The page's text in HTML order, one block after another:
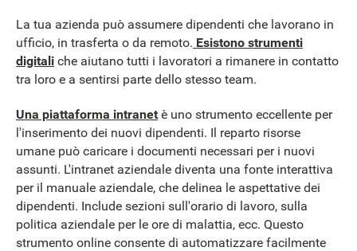
La tua azienda può assumere dipendenti che lavorano in
ufficio, in trasferta o da remoto. Esistono strumenti
digitali che aiutano tutti i lavoratori a rimanere in contatto
tra loro e a sentirsi parte dello stesso team.
Una piattaforma intranet è uno strumento eccellente per
l'inserimento dei nuovi dipendenti. Il reparto risorse
umane può caricare i documenti necessari per i nuovi
assunti. L'intranet aziendale diventa una fonte interattiva
per il manuale aziendale, che delinea le aspettative dei
dipendenti. Include sezioni sull'orario di lavoro, sulla
politica aziendale per le ore di malattia, ecc. Questo
strumento online consente di automatizzare facilmente